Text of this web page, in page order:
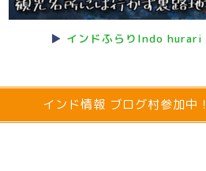
▶ インドふらりIndo hurari
インド情報 ブログ村参加中！